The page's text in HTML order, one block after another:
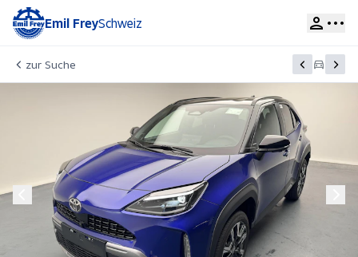
Emil FreySchweiz
zur Suche